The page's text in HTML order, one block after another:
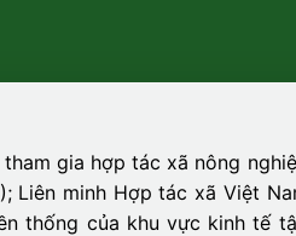
gia hợp tác xã nông
Liên minh Hợp tác xã Việt
thống của khu vực kinh tế